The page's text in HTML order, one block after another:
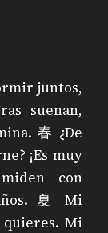
juntos,
suenan,
春 ¿De
¡Es muy
con
夏 Mi
Mi